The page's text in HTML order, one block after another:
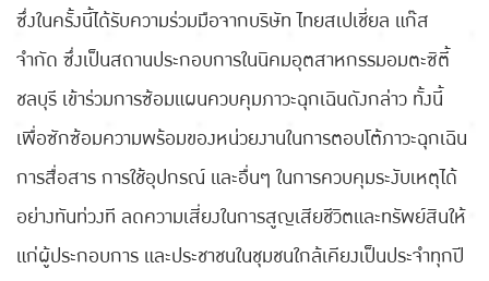
ซึ่งในครั้งนี้ได้รับความร่วมมือจากบริษัท ไทยสเปเชี่ยล แก๊ส
จำกัด ซึ่งเป็นสถานประกอบการในนิคมอุตสาหกรรมอมตะซิตี้
ชลบุรี เข้าร่วมการซ้อมแผนควบคุมภาวะฉุกเฉินดังกล่าว ทั้งนี้
เพื่อซักซ้อมความพร้อมของหน่วยงานในการตอบโต้ภาวะฉุกเฉิน
การสื่อสาร การใช้อุปกรณ์ และอื่นๆ ในการควบคุมระงับเหตุได้
อย่างทันท่วงที ลดความเสี่ยงในการสูญเสียชีวิตและทรัพย์สินให้
แก่ผู้ประกอบการ และประชาชนในชุมชนใกล้เคียงเป็นประจำทุกปี